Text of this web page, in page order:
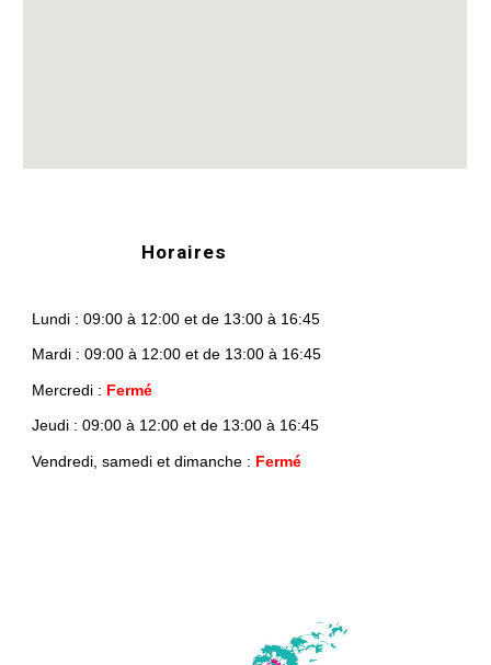
Horaires
Lundi : 09:00 à 12:00 et de 13:00 à 16:45
Mardi : 09:00 à 12:00 et de 13:00 à 16:45
Mercredi : Fermé
Jeudi : 09:00 à 12:00 et de 13:00 à 16:45
Vendredi, samedi et dimanche : Fermé